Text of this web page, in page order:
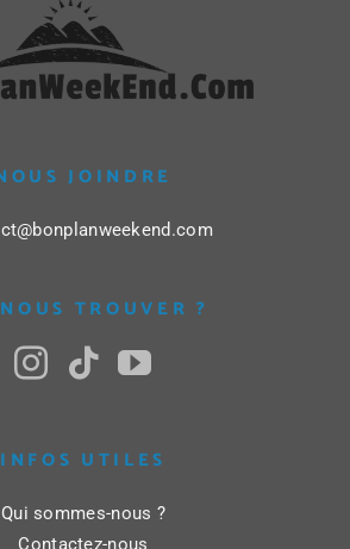
JOINDRE
TROUVER ?
INFOS UTILES
Qui sommes-nous ?
Contactez-nous